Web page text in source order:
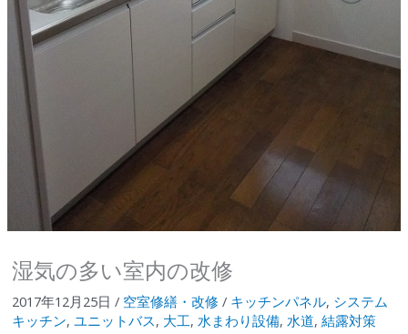
湿気の多い室内の改修
2017年12月25日 / 空室修繕・改修 / キッチンパネル, システム
キッチン, ユニットバス, 大工, 水まわり設備, 水道, 結露対策